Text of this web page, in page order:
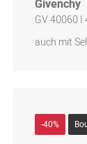
Givenchy
GV 40060 I
auch mit
-40%